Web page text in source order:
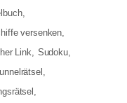
versenken
Link
Sudoku